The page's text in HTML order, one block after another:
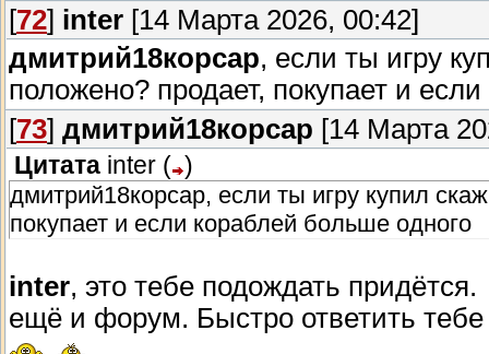
- Ремастер. Наша задача была починить
текстур и поведения парусов,
передние погонные орудия не рвали
Впрочем, Синко Льягас внепалново
модель! За что спасибо товарищу Phoeny.
Q: Вернете бонусы предметам?
A: ...
Q: Будет ли уделено особое внимание
Покупка этого набора — это прежде
Все вырученные средства идут напрямую
полировку игровых механик, и, конечно
Мы искренне благодарим вас за то, что
Отличные новости для охотников за
BlackMark Studio игроки могут получить
«Мушкет вождя».
Условие:для получения мушкета
упустите шанс пополнить арсенал!
Steam Workshop официально открыт! Вы
модификациями.
[72] inter [14 Марта 2026, 00:42]
дмитрий18корсар, если ты игру
положено? продает, покупает и
[73] дмитрий18корсар [14 Марта
Цитата inter ( )
дмитрий18корсар, если ты игру купил
покупает и если кораблей больше одного
inter, это тебе подождать придётся.
ещё и форум. Быстро ответить тебе